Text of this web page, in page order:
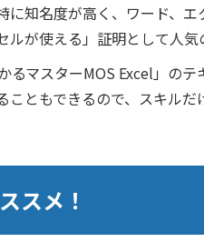
に知名度が高く、ワード、
ルが使える」証明として人
るマスターMOS Excel」の
ともできるので、スキルだ
スメ！